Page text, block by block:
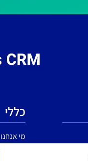
כללי
מי אנחנו
גילוי